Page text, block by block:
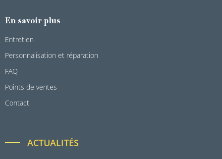
En savoir plus
Entretien
Personnalisation et réparation
FAQ
Points de ventes
Contact
ACTUALITÉS